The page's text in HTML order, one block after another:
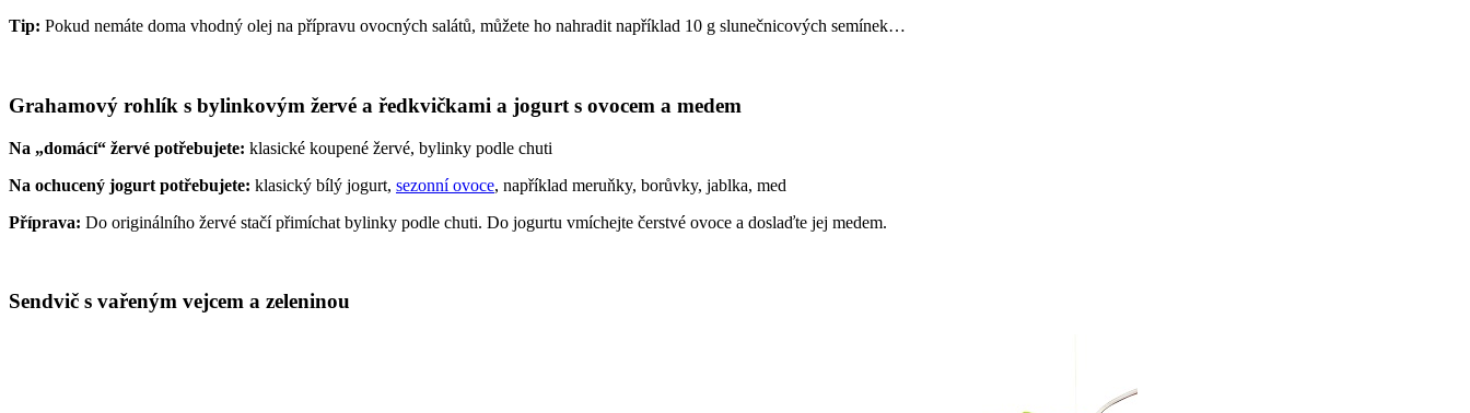
Tip: Pokud nemáte doma vhodný olej na přípravu ovocných salátů, můžete ho nahradit například 10 g slunečnicových semínek…
Grahamový rohlík s bylinkovým žervé a ředkvičkami a jogurt s ovocem a medem
Na „domácí“ žervé potřebujete: klasické koupené žervé, bylinky podle chuti
Na ochucený jogurt potřebujete: klasický bílý jogurt, sezonní ovoce, například meruňky, borůvky, jablka, med
Příprava: Do originálního žervé stačí přimíchat bylinky podle chuti. Do jogurtu vmíchejte čerstvé ovoce a doslaďte jej medem.
Sendvič s vařeným vejcem a zeleninou